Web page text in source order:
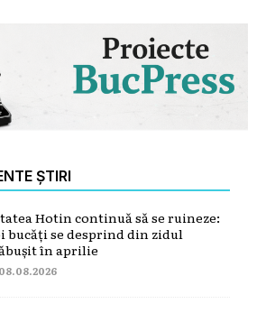
ȘTIRI
Hotin continuă să se ruineze:
bucăți se desprind din zidul
în aprilie
08.08.2026